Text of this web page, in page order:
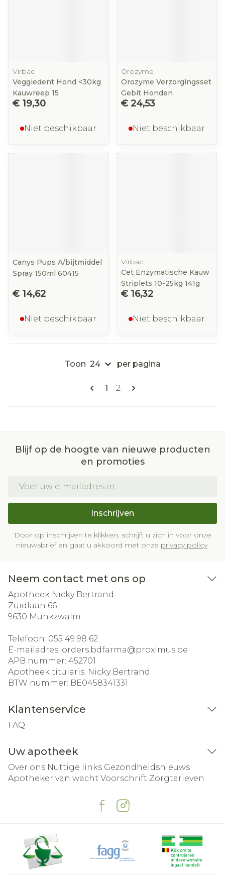
Virbac
Veggiedent Hond <30kg
Kauwreep 15
€ 19,30
Niet beschikbaar
Orozyme
Orozyme Verzorgingsset
Gebit Honden
€ 24,53
Niet beschikbaar
Canys Pups A/bijtmiddel
Spray 150ml 60415
€ 14,62
Niet beschikbaar
Virbac
Cet Enzymatische Kauw
Striplets 10-25kg 141g
€ 16,32
Niet beschikbaar
Pagina's
U lees momenteel pagina
1 Pagina
2
Toon per pagina
Blijf op de hoogte van nieuwe producten
en promoties
Inschrijven
Door op inschrijven te klikken, schrijft u zich in voor onze
nieuwsbrief en gaat u akkoord met onze privacy policy.
Neem contact met ons op
Apotheek Nicky Bertrand
Zuidlaan 66
9630 Munkzwalm
Telefoon: 055 49 98 62
E-mailadres: orders.bdfarma@proximus.be
APB nummer: 452701
Apotheek titularis: Nicky Bertrand
BTW nummer: BE0458341331
Klantenservice
FAQ
Uw apotheek
Over ons Nuttige links Gezondheidsnieuws
Apotheker van wacht Voorschrift Zorgtarieven